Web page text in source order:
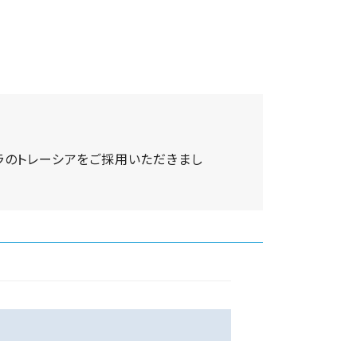
トレーシアをご採用いただきまし